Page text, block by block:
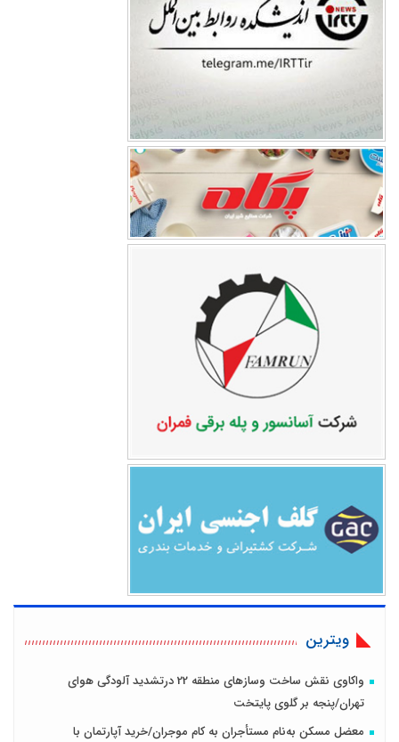
ویترین
واکاوی نقش ساخت وسازهای منطقه 22 درتشدید آلودگی هوای
تهران/پنجه بر گلوی پایتخت
معضل مسکن به‌نام مستأجران به کام موجران/خرید آپارتمان با